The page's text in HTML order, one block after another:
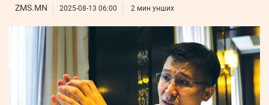
Бүртгүүлэх
Нэвтрэх
Бизнес
Leaderships
ФОТО
ТӨВ
ZUUNII
MEDEE
WEEKLY
ZMS.MN 2025-08-13 06:00 2 мин унших